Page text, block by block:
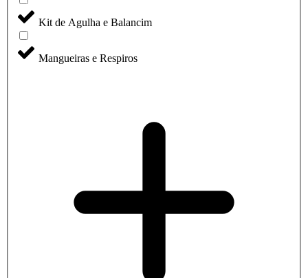
Kit de Agulha e Balancim
Mangueiras e Respiros